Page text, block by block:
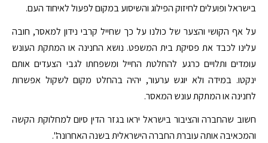
בישראל ופועלים לחיזוק הפילוג והשיסוע במקום לפעול לאיחוד העם.
על אף הקושי והצער של כולנו על כך שחייל קרבי נידון למאסר, חובה
עלינו לכבד את פסיקת בית המשפט. נושא החנינה או המתקת העונש
עומדים ותלויים כרגע להחלטת החייל ומשפחתו לגבי הצעדים אותם
ינקטו. במידה ולא יוגש ערעור, יהיה בהחלט מקום לשקול אפשרות
לחנינה או המתקת עונש המאסר.
חשוב שהחברה והציבור בישראל יראו בגזר הדין סיום למחלוקת הקשה
והמכאיבה אותה עוברת החברה הישראלית בשנה האחרונה".